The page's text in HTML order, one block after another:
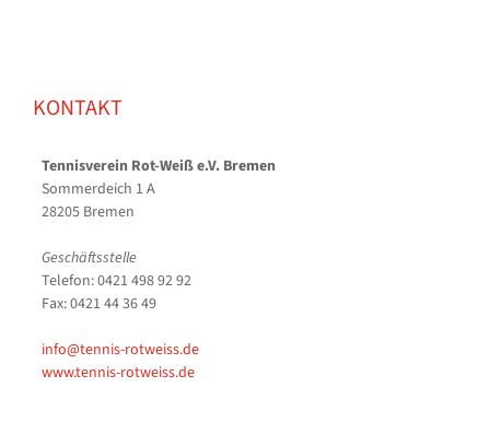
KONTAKT
Tennisverein Rot-Weiß e.V. Bremen
Sommerdeich 1 A
28205 Bremen
Geschäftsstelle
Telefon: 0421 498 92 92
Fax: 0421 44 36 49
info@tennis-rotweiss.de
www.tennis-rotweiss.de